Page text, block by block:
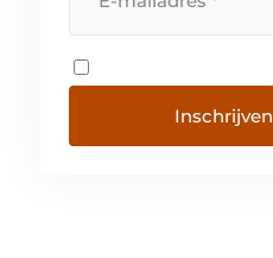
Inschrijven